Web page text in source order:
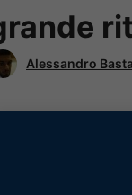
Alessandro Basta